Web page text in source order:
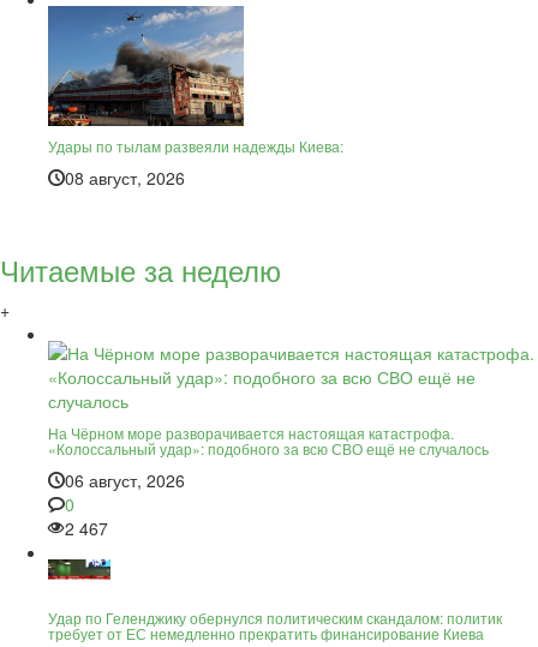
Удары по тылам развеяли надежды Киева:
08 август, 2026
Читаемые за неделю
+
На Чёрном море разворачивается настоящая катастрофа.
«Колоссальный удар»: подобного за всю СВО ещё не случалось
06 август, 2026
0
2 467
Удар по Геленджику обернулся политическим скандалом: политик
требует от ЕС немедленно прекратить финансирование Киева